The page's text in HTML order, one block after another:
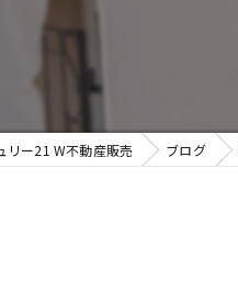
リー21 W不動産販売 ブログ